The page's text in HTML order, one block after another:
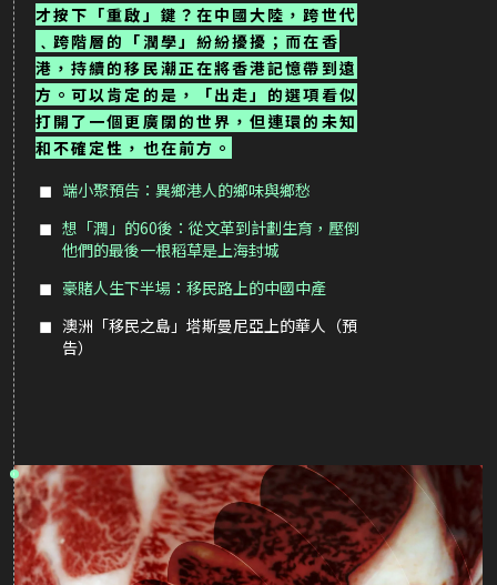
才按下「重啟」鍵？在中國大陸，跨世代
﹑跨階層的「潤學」紛紛擾擾；而在香
港，持續的移民潮正在將香港記憶帶到遠
方。可以肯定的是，「出走」的選項看似
打開了一個更廣闊的世界，但連環的未知
和不確定性，也在前方。
端小聚預告：異鄉港人的鄉味與鄉愁
想「潤」的60後：從文革到計劃生育，壓倒
他們的最後一根稻草是上海封城
豪賭人生下半場：移民路上的中國中產
澳洲「移民之島」塔斯曼尼亞上的華人（預
告）